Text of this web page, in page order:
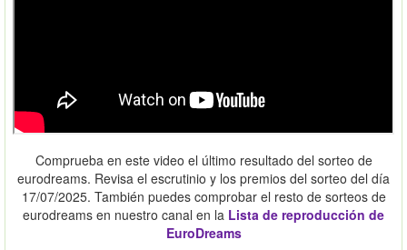
Comprueba en este video el último resultado del sorteo de
eurodreams. Revisa el escrutinio y los premios del sorteo del día
17/07/2025. También puedes comprobar el resto de sorteos de
eurodreams en nuestro canal en la Lista de reproducción de
EuroDreams